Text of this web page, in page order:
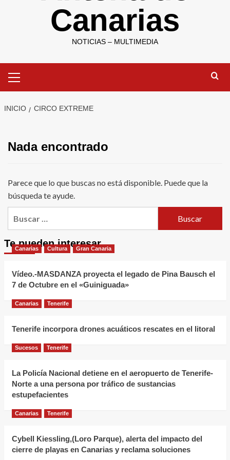
Canarias
NOTICIAS – MULTIMEDIA
primario
INICIO CIRCO EXTREME
Nada encontrado
Parece que lo que buscas no está disponible. Puede que la
búsqueda te ayude.
Te pueden interesar
Canarias Cultura Gran Canaria
Vídeo.-MASDANZA proyecta el legado de Pina Bausch el
7 de Octubre en el «Guiniguada»
Canarias Tenerife
Tenerife incorpora drones acuáticos rescates en el litoral
Sucesos Tenerife
La Policía Nacional detiene en el aeropuerto de Tenerife-
Norte a una persona por tráfico de sustancias
estupefacientes
Canarias Tenerife
Cybell Kiessling,(Loro Parque), alerta del impacto del
cierre de playas en Canarias y reclama soluciones